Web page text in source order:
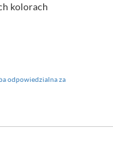
kolorach
odpowiedzialna za